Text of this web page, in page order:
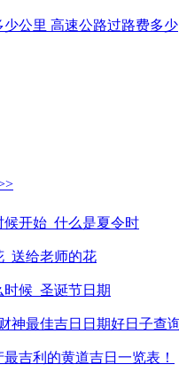
少公里 高速公路过路费多少
候开始_什么是夏令时
送给老师的花
候_圣诞节日期
最吉利的黄道吉日一览表！